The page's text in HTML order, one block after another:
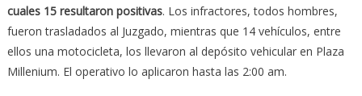
cuales 15 resultaron positivas. Los infractores, todos hombres,
fueron trasladados al Juzgado, mientras que 14 vehículos, entre
ellos una motocicleta, los llevaron al depósito vehicular en Plaza
Millenium. El operativo lo aplicaron hasta las 2:00 am.